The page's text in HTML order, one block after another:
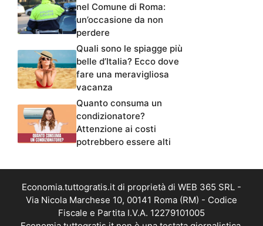
nel Comune di Roma:
un’occasione da non
perdere
Quali sono le spiagge più
belle d’Italia? Ecco dove
fare una meravigliosa
vacanza
Quanto consuma un
condizionatore?
Attenzione ai costi
potrebbero essere alti
Economia.tuttogratis.it di proprietà di WEB 365 SRL -
Via Nicola Marchese 10, 00141 Roma (RM) - Codice
Fiscale e Partita I.V.A. 12279101005